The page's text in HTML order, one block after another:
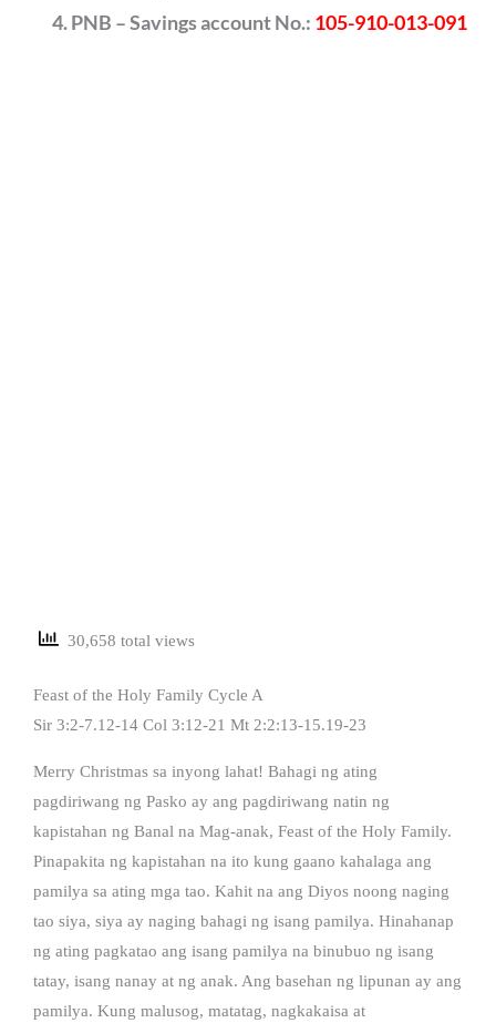
PNB – Savings account No.: 105-910-013-091
30,658 total views
Feast of the Holy Family Cycle A
Sir 3:2-7.12-14 Col 3:12-21 Mt 2:2:13-15.19-23
Merry Christmas sa inyong lahat! Bahagi ng ating
pagdiriwang ng Pasko ay ang pagdiriwang natin ng
kapistahan ng Banal na Mag-anak, Feast of the Holy Family.
Pinapakita ng kapistahan na ito kung gaano kahalaga ang
pamilya sa ating mga tao. Kahit na ang Diyos noong naging
tao siya, siya ay naging bahagi ng isang pamilya. Hinahanap
ng ating pagkatao ang isang pamilya na binubuo ng isang
tatay, isang nanay at ng anak. Ang basehan ng lipunan ay ang
pamilya. Kung malusog, matatag, nagkakaisa at